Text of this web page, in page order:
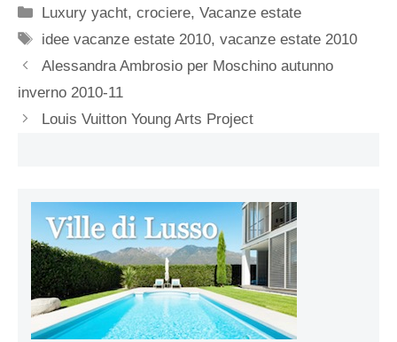
Categorie
Luxury yacht, crociere,Vacanze estate
Tag
idee vacanze estate 2010,vacanze estate 2010
Alessandra Ambrosio per Moschino autunno
inverno 2010-11
Louis Vuitton Young Arts Project